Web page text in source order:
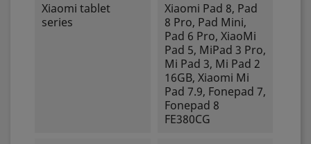
Xiaomi tablet
series
Xiaomi Pad 8, Pad
8 Pro, Pad Mini,
Pad 6 Pro, XiaoMi
Pad 5, MiPad 3 Pro,
Mi Pad 3, Mi Pad 2
16GB, Xiaomi Mi
Pad 7.9, Fonepad 7,
Fonepad 8
FE380CG